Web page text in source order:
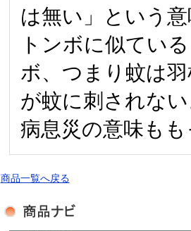
は無い」という
トンボに似てい
ボ、つまり蚊は
が蚊に刺されな
病息災の意味も
商品一覧へ戻る